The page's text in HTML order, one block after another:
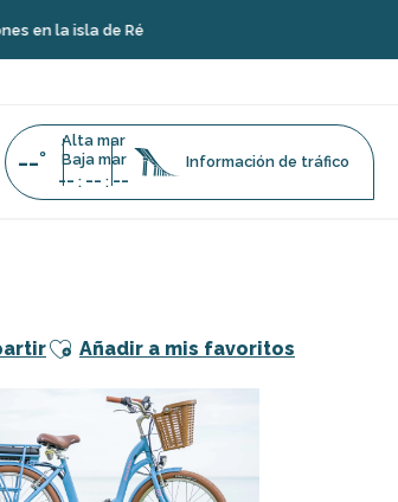
de Ré
--°
Alta mar
Baja mar
-- : -- : --
Información de tráfico
Ajouter aux favoris
Añadir a mis favoritos